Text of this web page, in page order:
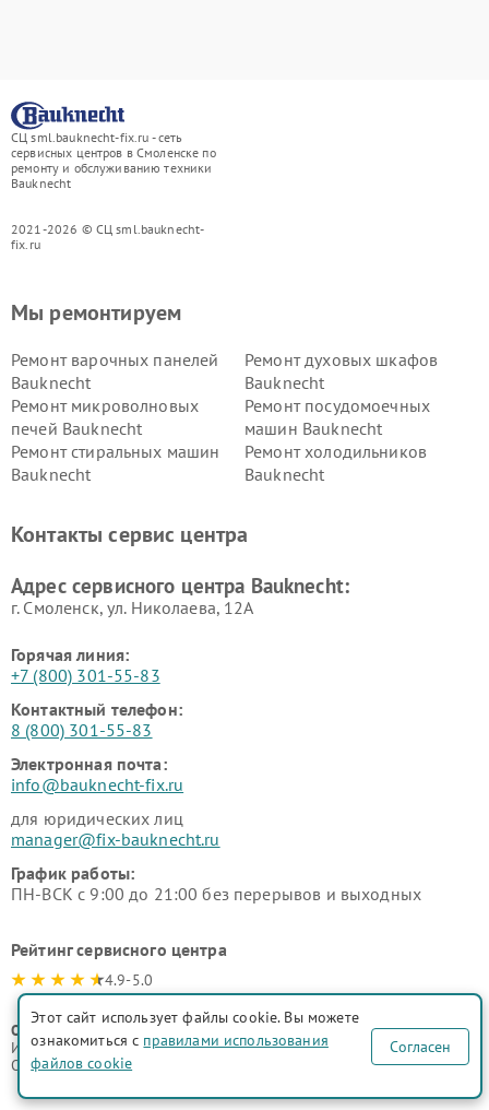
СЦ sml.bauknecht-fix.ru - сеть
сервисных центров в Смоленске по
ремонту и обслуживанию техники
Bauknecht
2021-2026 © СЦ sml.bauknecht-
fix.ru
Мы ремонтируем
Ремонт варочных панелей
Bauknecht
Ремонт духовых шкафов
Bauknecht
Ремонт микроволновых
печей Bauknecht
Ремонт посудомоечных
машин Bauknecht
Ремонт стиральных машин
Bauknecht
Ремонт холодильников
Bauknecht
Контакты сервис центра
Адрес сервисного центра Bauknecht:
г. Смоленск, ул. Николаева, 12А
Горячая линия:
+7 (800) 301-55-83
Контактный телефон:
8 (800) 301-55-83
Электронная почта:
info@bauknecht-fix.ru
для юридических лиц
manager@fix-bauknecht.ru
График работы:
ПН-ВСК с 9:00 до 21:00 без перерывов и выходных
Рейтинг сервисного центра
4.9-5.0
ООО "Русервис"
ИНН 7702633247
ОГРН 1077746335776
Этот сайт использует файлы cookie. Вы можете
ознакомиться с правилами использования
файлов cookie
Согласен